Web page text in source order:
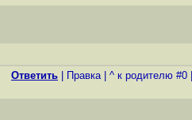
Ответить Правка| ^ к родителю #0